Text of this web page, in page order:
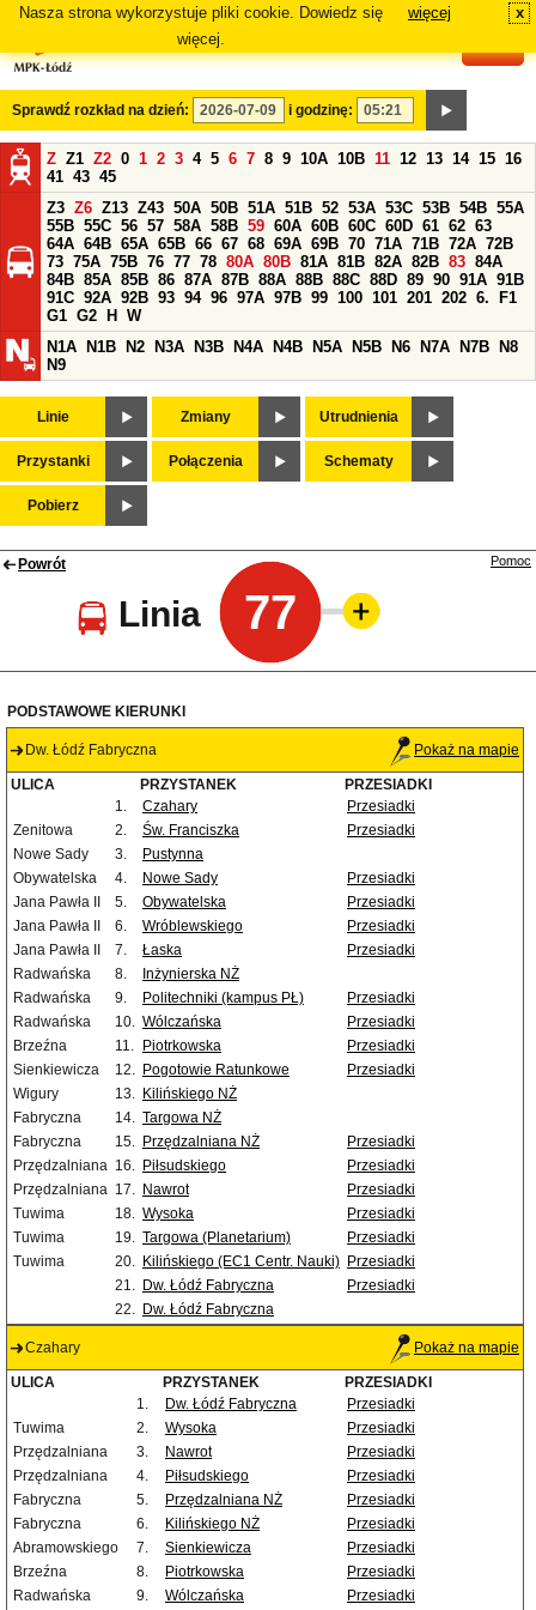
Nasza strona wykorzystuje pliki cookie. Dowiedz się
więcej.
więcej x
Sprawdź rozkład na dzień: i godzinę:
Z Z1 Z2 0 1 2 3 4 5 6 7 8 9 10A 10B 11 12 13 14 15 16
41 43 45
Z3 Z6 Z13 Z43 50A 50B 51A 51B 52 53A 53C 53B 54B 55A
55B 55C 56 57 58A 58B 59 60A 60B 60C 60D 61 62 63
64A 64B 65A 65B 66 67 68 69A 69B 70 71A 71B 72A 72B
73 75A 75B 76 77 78 80A 80B 81A 81B 82A 82B 83 84A
84B 85A 85B 86 87A 87B 88A 88B 88C 88D 89 90 91A 91B
91C 92A 92B 93 94 96 97A 97B 99 100 101 201 202 6.
F1
G1 G2 H
W
N1A
N1B N2 N3A N3B N4A N4B N5A N5B N6 N7A N7B
N8
N9
Linie Zmiany Utrudnienia
Przystanki Połączenia Schematy
Pobierz
Powrót
Linia 77
Pomoc
PODSTAWOWE KIERUNKI
Dw. Łódź Fabryczna Pokaż na mapie
ULICA PRZYSTANEK
PRZESIADKI
1.
Czahary
Przesiadki
Zenitowa
2. Św. Franciszka
Przesiadki
Nowe Sady
3.
Pustynna
Obywatelska
4. Nowe Sady
Przesiadki
Jana Pawła II
5. Obywatelska
Przesiadki
Jana Pawła II
6. Wróblewskiego
Przesiadki
Jana Pawła II
7. Łaska
Przesiadki
Radwańska
8.
Inżynierska NŻ
Radwańska
9. Politechniki (kampus PŁ)
Przesiadki
Radwańska
10. Wólczańska
Przesiadki
Brzeźna
11. Piotrkowska
Przesiadki
Sienkiewicza
12. Pogotowie Ratunkowe
Przesiadki
Wigury
13. Kilińskiego NŻ
Fabryczna
14. Targowa NŻ
Fabryczna
15. Przędzalniana NŻ
Przesiadki
Przędzalniana 16. Piłsudskiego
Przesiadki
Przędzalniana 17. Nawrot
Przesiadki
Tuwima
18. Wysoka
Przesiadki
Tuwima
19. Targowa (Planetarium)
Przesiadki
Tuwima
20. Kilińskiego (EC1 Centr. Nauki) Przesiadki
21. Dw. Łódź Fabryczna
Przesiadki
22. Dw. Łódź Fabryczna
Czahary Pokaż na mapie
ULICA PRZYSTANEK
PRZESIADKI
1.
Dw. Łódź Fabryczna
Przesiadki
Tuwima
2. Wysoka
Przesiadki
Przędzalniana
3. Nawrot
Przesiadki
Przędzalniana
4. Piłsudskiego
Przesiadki
Fabryczna
5. Przędzalniana NŻ
Przesiadki
Fabryczna
6. Kilińskiego NŻ
Przesiadki
Abramowskiego
7. Sienkiewicza
Przesiadki
Brzeźna
8. Piotrkowska
Przesiadki
Radwańska
9. Wólczańska Przesiadki